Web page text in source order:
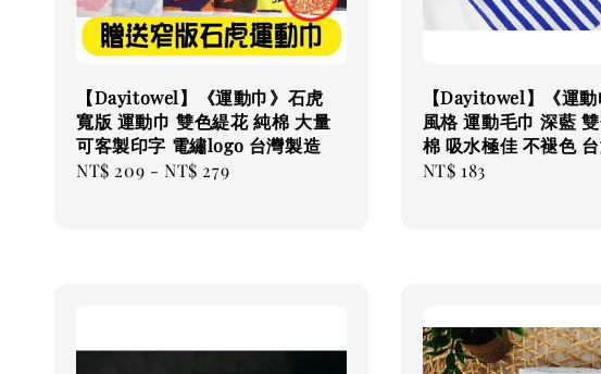
【Dayitowel】《運動巾》石虎
寬版 運動巾 雙色緹花 純棉 大量
可客製印字 電繡logo 台灣製造
Regular
NT$ 209 -NT$ 279
【Dayitowel】《運
風格 運動毛巾 深藍
棉 吸水極佳 不褪色
Regular
NT$ 183